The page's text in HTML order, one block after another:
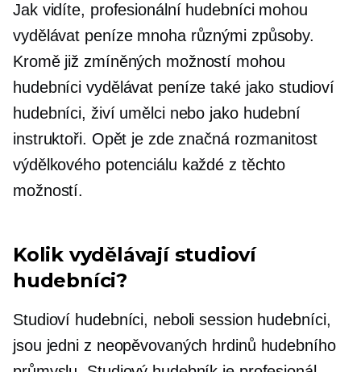
Jak vidíte, profesionální hudebníci mohou
vydělávat peníze mnoha různými způsoby.
Kromě již zmíněných možností mohou
hudebníci vydělávat peníze také jako studioví
hudebníci, živí umělci nebo jako hudební
instruktoři. Opět je zde značná rozmanitost
výdělkového potenciálu každé z těchto
možností.
Kolik vydělávají studioví
hudebníci?
Studioví hudebníci, neboli session hudebníci,
jsou jedni z neopěvovaných hrdinů hudebního